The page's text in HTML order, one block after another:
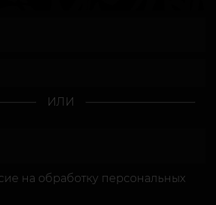
ИЛИ
на обработку персональных